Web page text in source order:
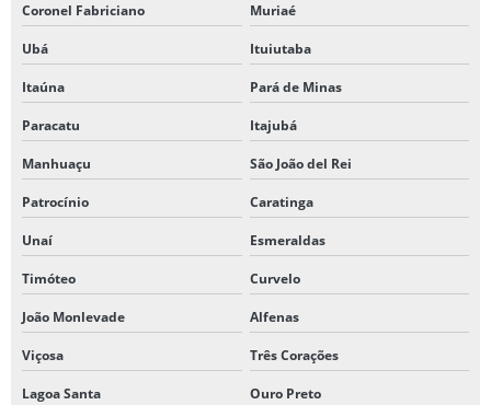
Coronel Fabriciano Muriaé
Ubá Ituiutaba
Itaúna Pará de Minas
Paracatu Itajubá
Manhuaçu São João del Rei
Patrocínio Caratinga
Unaí Esmeraldas
Timóteo Curvelo
João Monlevade Alfenas
Viçosa Três Corações
Lagoa Santa Ouro Preto